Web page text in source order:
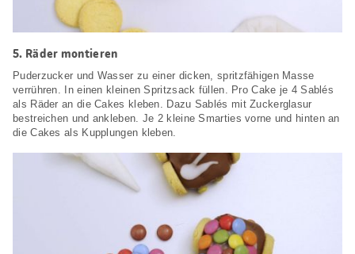
5. Räder montieren
Puderzucker und Wasser zu einer dicken, spritzfähigen Masse
verrühren. In einen kleinen Spritzsack füllen. Pro Cake je 4 Sablés
als Räder an die Cakes kleben. Dazu Sablés mit Zuckerglasur
bestreichen und ankleben. Je 2 kleine Smarties vorne und hinten an
die Cakes als Kupplungen kleben.